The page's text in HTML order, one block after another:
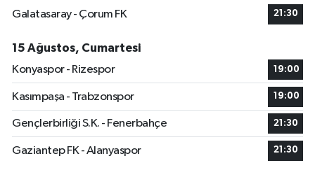
Galatasaray - Çorum FK
21:30
15 Ağustos, Cumartesi
Konyaspor - Rizespor
19:00
Kasımpaşa - Trabzonspor 19:00
Gençlerbirliği S.K. - Fenerbahçe 21:30
Gaziantep FK - Alanyaspor 21:30